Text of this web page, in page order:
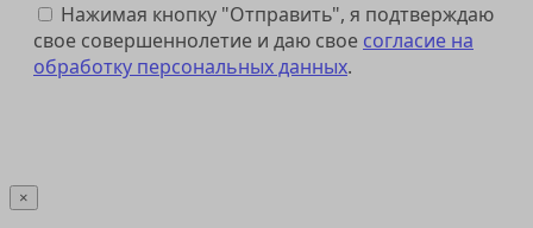
Нажимая кнопку "Отправить", я подтверждаю
свое совершеннолетие и даю свое согласие на
обработку персональных данных.
×